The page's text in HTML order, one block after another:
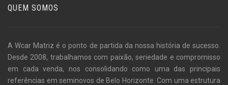
QUEM SOMOS
A Wcar Matriz é o ponto de partida da nossa história de sucesso.
Desde 2008, trabalhamos com paixão, seriedade e compromisso
em cada venda, nos consolidando como uma das principais
referências em seminovos de Belo Horizonte. Com uma estrutura